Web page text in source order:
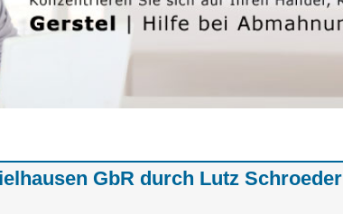
GbR durch Lutz Schroeder